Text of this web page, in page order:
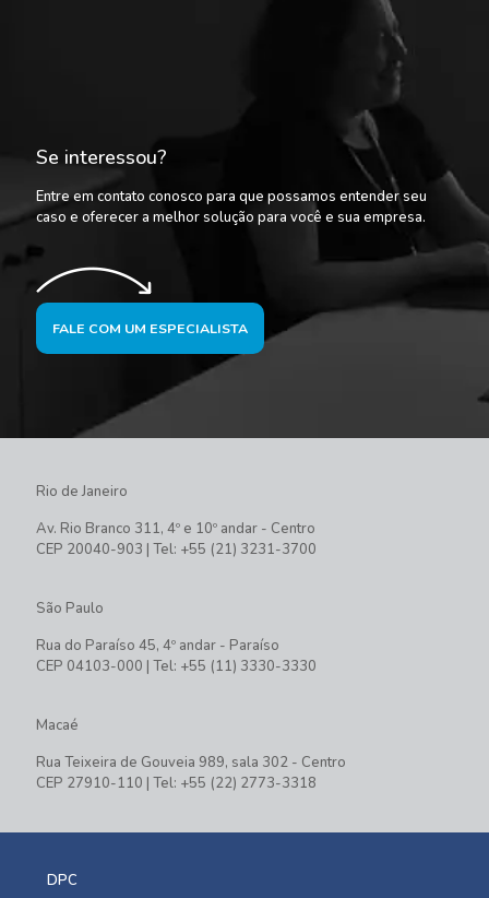
Se interessou?
Entre em contato conosco para que possamos entender seu
caso e oferecer a melhor solução para você e sua empresa.
FALE COM UM ESPECIALISTA
Rio de Janeiro
Av. Rio Branco 311, 4º e 10º andar - Centro
CEP 20040-903 | Tel: +55 (21) 3231-3700
São Paulo
Rua do Paraíso 45, 4º andar - Paraíso
CEP 04103-000 | Tel: +55 (11) 3330-3330
Macaé
Rua Teixeira de Gouveia 989, sala 302 - Centro
CEP 27910-110 | Tel: +55 (22) 2773-3318
DPC